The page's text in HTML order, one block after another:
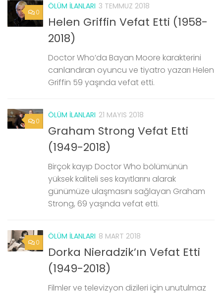
0
ÖLÜM İLANLARI 3 TEMMUZ 2018
Helen Griffin Vefat Etti (1958-
2018)
Doctor Who’da Bayan Moore karakterini
canlandıran oyuncu ve tiyatro yazarı Helen
Griffin 59 yaşında vefat etti.
0
ÖLÜM İLANLARI 21 MAYIS 2018
Graham Strong Vefat Etti
(1949-2018)
Birçok kayıp Doctor Who bölümünün
yüksek kaliteli ses kayıtlarını alarak
günümüze ulaşmasını sağlayan Graham
Strong, 69 yaşında vefat etti.
0
ÖLÜM İLANLARI 8 MART 2018
Dorka Nieradzik’ın Vefat Etti
(1949-2018)
Filmler ve televizyon dizileri için unutulmaz